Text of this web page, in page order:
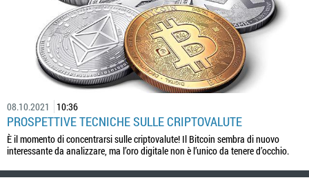
08.10.2021 10:36
PROSPETTIVE TECNICHE SULLE CRIPTOVALUTE
È il momento di concentrarsi sulle criptovalute! Il Bitcoin sembra di nuovo
interessante da analizzare, ma l’oro digitale non è l’unico da tenere d’occhio.